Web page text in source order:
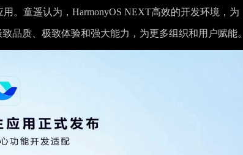
。童遥认为，HarmonyOS NEXT高效的开发环境，为
品质、极致体验和强大能力，为更多组织和用户赋能。